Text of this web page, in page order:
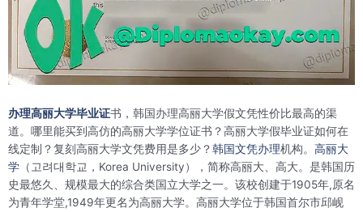
办理高丽大学毕业证书，韩国办理高丽大学假文凭性价比最高的渠
道。哪里能买到高仿的高丽大学学位证书？高丽大学假毕业证如何在
线定制？复刻高丽大学文凭费用是多少？韩国文凭办理机构。 高丽大
学 （고려대학교，Korea University），简称高丽大、高大。是韩国历
史最悠久、规模最大的综合类国立大学之一。该校创建于1905年,原名
为青年学堂,1949年更名为高丽大学。高丽大学位于韩国首尔市邱岘